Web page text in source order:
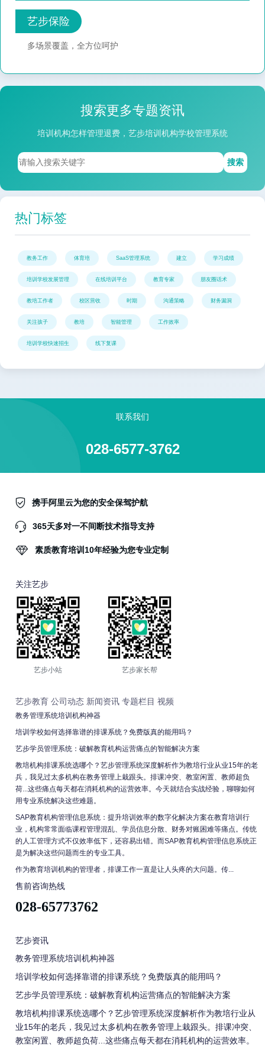
艺步保险
多场景覆盖，全方位呵护
搜索更多专题资讯
培训机构怎样管理退费，艺步培训机构学校管理系统
搜索
热门标签
教务工作 体育培 SaaS管理系统 建立 学习成绩
培训学校发展管理 在线培训平台 教育专家 朋友圈话术
教培工作者 校区营收 时期 沟通策略 财务漏洞
关注孩子 教培 智能管理 工作效率
培训学校快速招生 线下复课
联系我们
028-6577-3762
携手阿里云为您的安全保驾护航
365天多对一不间断技术指导支持
素质教育培训10年经验为您专业定制
关注艺步
艺步小站 艺步家长帮
艺步教育 公司动态 新闻资讯 专题栏目 视频
教务管理系统培训机构神器
培训学校如何选择靠谱的排课系统？免费版真的能用吗？
艺步学员管理系统：破解教育机构运营痛点的智能解决方案
教培机构排课系统选哪个？艺步管理系统深度解析作为教培行业从业15年的老
兵，我见过太多机构在教务管理上栽跟头。排课冲突、教室闲置、教师超负
荷...这些痛点每天都在消耗机构的运营效率。今天就结合实战经验，聊聊如何
用专业系统解决这些难题。
SAP教育机构管理信息系统：提升培训效率的数字化解决方案在教育培训行
业，机构常常面临课程管理混乱、学员信息分散、财务对账困难等痛点。传统
的人工管理方式不仅效率低下，还容易出错。而SAP教育机构管理信息系统正
是为解决这些问题而生的专业工具。
作为教育培训机构的管理者，排课工作一直是让人头疼的大问题。传...
售前咨询热线
028-65773762
艺步资讯
教务管理系统培训机构神器
培训学校如何选择靠谱的排课系统？免费版真的能用吗？
艺步学员管理系统：破解教育机构运营痛点的智能解决方案
教培机构排课系统选哪个？艺步管理系统深度解析作为教培行业从
业15年的老兵，我见过太多机构在教务管理上栽跟头。排课冲突、
教室闲置、教师超负荷...这些痛点每天都在消耗机构的运营效率。